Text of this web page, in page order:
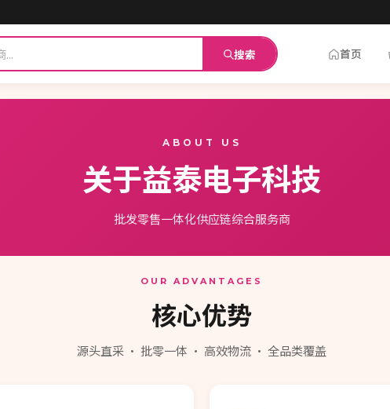
搜索 首页
ABOUT US
关于益泰电子科技
批发零售一体化供应链综合服务商
OUR ADVANTAGES
核心优势
源头直采 · 批零一体 · 高效物流 · 全品类覆盖